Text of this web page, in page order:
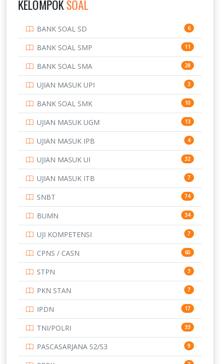
3
169
7
PTDI STTD 4
133
SMA 146
SMK 231
SMP 134
STIP 2
153
345
UNIVERSITAS AIRLANGGA 15
16
15
15
14
14
UNIVERSITAS CENDRAWASIH 14
KELOMPOKSOAL
BANK SOAL SD 6
BANK SOAL SMP 11
BANK SOAL SMA 28
UJIAN MASUK UPI 3
BANK SOAL SMK 10
UJIAN MASUK UGM 13
UJIAN MASUK IPB 4
UJIAN MASUK UI 32
UJIAN MASUK ITB 7
SNBT 74
BUMN 34
UJI KOMPETENSI 7
CPNS / CASN 60
STPN 3
PKN STAN 7
IPDN 17
TNI/POLRI 33
PASCASARJANA S2/S3 9